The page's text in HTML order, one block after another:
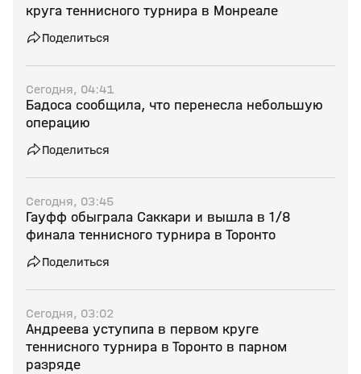
круга теннисного турнира в Монреале
Поделиться
Сегодня, 04:41
Бадоса сообщила, что перенесла небольшую
операцию
Поделиться
Сегодня, 03:45
Гауфф обыграла Саккари и вышла в 1/8
финала теннисного турнира в Торонто
Поделиться
Сегодня, 03:02
Андреева уступипа в первом круге
теннисного турнира в Торонто в парном
разряде